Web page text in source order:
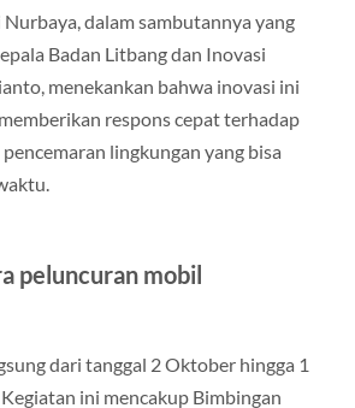
dalam sambutannya yang
Badan Litbang dan Inovasi
menekankan bahwa inovasi ini
respons cepat terhadap
lingkungan yang bisa
peluncuran mobil
dari tanggal 2 Oktober hingga 1
ini mencakup Bimbingan